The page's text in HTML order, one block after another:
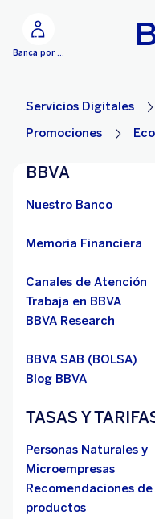
Banca por Internet
Servicios Digitales
Promociones
BBVA
Nuestro Banco
Memoria Financiera
Canales de Atención
Trabaja en BBVA
BBVA Research
BBVA SAB (BOLSA)
Blog BBVA
TASAS Y
Personas Naturales y
Microempresas
Recomendaciones de
productos